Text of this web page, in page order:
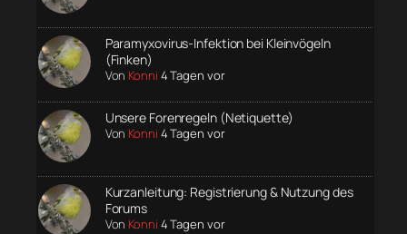
Paramyxovirus-Infektion bei Kleinvögeln
(Finken)
Von Konni 4 Tagen vor
Unsere Forenregeln (Netiquette)
Von Konni 4 Tagen vor
Kurzanleitung: Registrierung & Nutzung des
Forums
Von Konni 4 Tagen vor